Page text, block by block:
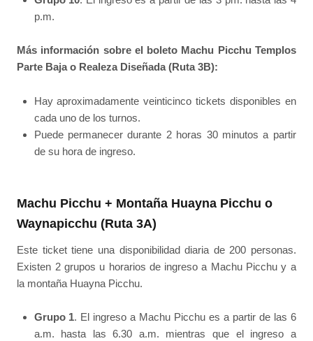
p.m.
Más información sobre el boleto Machu Picchu Templos
Parte Baja o Realeza Diseñada (Ruta 3B):
Hay aproximadamente veinticinco tickets disponibles en
cada uno de los turnos.
Puede permanecer durante 2 horas 30 minutos a partir
de su hora de ingreso.
Machu Picchu + Montaña Huayna Picchu o
Waynapicchu (Ruta 3A)
Este ticket tiene una disponibilidad diaria de 200 personas.
Existen 2 grupos u horarios de ingreso a Machu Picchu y a
la montaña Huayna Picchu.
Grupo 1. El ingreso a Machu Picchu es a partir de las 6
a.m. hasta las 6.30 a.m. mientras que el ingreso a